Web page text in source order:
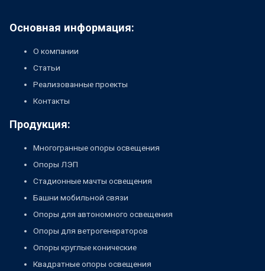
Основная информация:
О компании
Статьи
Реализованные проекты
Контакты
Продукция:
Многогранные опоры освещения
Опоры ЛЭП
Стадионные мачты освещения
Башни мобильной связи
Опоры для автономного освещения
Опоры для ветрогенераторов
Опоры круглые конические
Квадратные опоры освещения